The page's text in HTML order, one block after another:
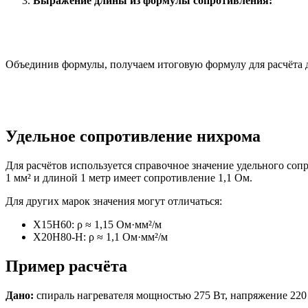
Объединив формулы, получаем итоговую формулу для расчёта
Удельное сопротивление нихрома
Для расчётов используется справочное значение удельного
1 мм² и длиной 1 метр имеет сопротивление 1,1 Ом.
Для других марок значения могут отличаться:
Х15Н60: ρ ≈ 1,15 Ом·мм²/м
Х20Н80-Н: ρ ≈ 1,1 Ом·мм²/м
Пример расчёта
Дано: спираль нагревателя мощностью 275 Вт, напряжение